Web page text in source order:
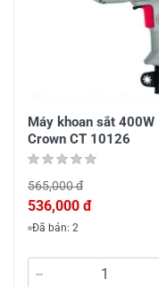
Máy khoan sắt 400W
Crown CT 10126
565,000 đ
536,000 đ
Đã bán: 2